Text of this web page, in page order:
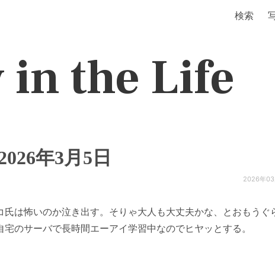
検索
in the Life
年3月5日
2026年
は怖いのか泣き出す。そりゃ大人も大丈夫かな、とおもうぐ
のサーバで長時間エーアイ学習中なのでヒヤッとする。